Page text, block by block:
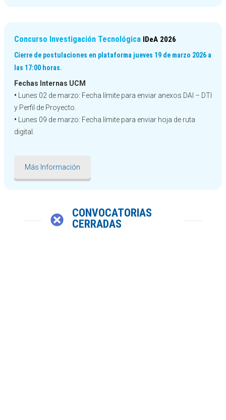
Concurso Investigación Tecnológica IDeA 2026
Cierre de postulaciones en plataforma jueves 19 de marzo 2026 a
las 17:00 horas.
Fechas Internas UCM
• Lunes 02 de marzo: Fecha límite para enviar anexos DAI – DTI
y Perfil de Proyecto.
• Lunes 09 de marzo: Fecha límite para enviar hoja de ruta
digital.
Más Información
CONVOCATORIAS
CERRADAS